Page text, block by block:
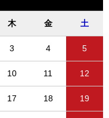
木 金 土
3 4 5
10 11 12
17 18 19